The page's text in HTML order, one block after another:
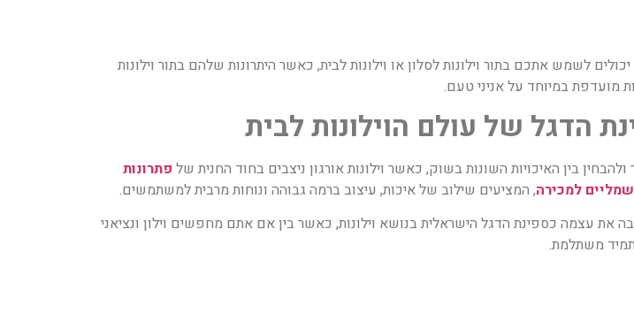
לשמש אתכם בתור וילונות לסלון או וילונות לבית, כאשר היתרונות שלהם בתור וילונות
מועדפת במיוחד על אניני טעם.
הדגל של עולם הוילונות לבית
בין האיכויות השונות בשוק, כאשר וילונות אורגון ניצבים בחוד החנית של פתרונות
למכירה, המציעים שילוב של איכות, עיצוב ברמה גבוהה ונוחות מרבית למשתמשים.
את עצמה כספינת הדגל הישראלית בנושא וילונות, כאשר בין אם אתם מחפשים וילון ונציאני
תמיד משתלמת.